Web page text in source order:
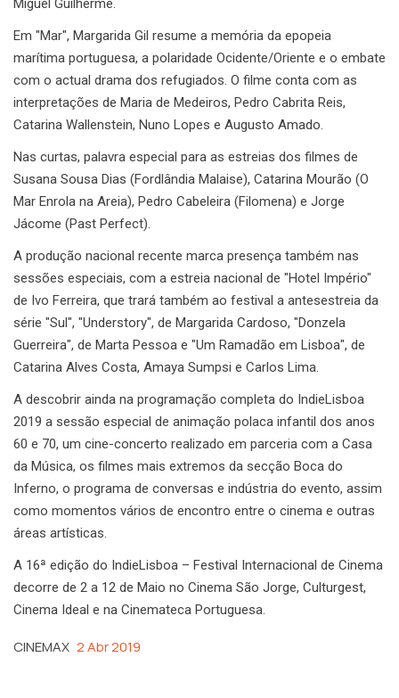
Miguel Guilherme.
Em "Mar", Margarida Gil resume a memória da epopeia
marítima portuguesa, a polaridade Ocidente/Oriente e o embate
com o actual drama dos refugiados. O filme conta com as
interpretações de Maria de Medeiros, Pedro Cabrita Reis,
Catarina Wallenstein, Nuno Lopes e Augusto Amado.
Nas curtas, palavra especial para as estreias dos filmes de
Susana Sousa Dias (Fordlândia Malaise), Catarina Mourão (O
Mar Enrola na Areia), Pedro Cabeleira (Filomena) e Jorge
Jácome (Past Perfect).
A produção nacional recente marca presença também nas
sessões especiais, com a estreia nacional de "Hotel Império"
de Ivo Ferreira, que trará também ao festival a antesestreia da
série "Sul", "Understory", de Margarida Cardoso, "Donzela
Guerreira", de Marta Pessoa e "Um Ramadão em Lisboa", de
Catarina Alves Costa, Amaya Sumpsi e Carlos Lima.
A descobrir ainda na programação completa do IndieLisboa
2019 a sessão especial de animação polaca infantil dos anos
60 e 70, um cine-concerto realizado em parceria com a Casa
da Música, os filmes mais extremos da secção Boca do
Inferno, o programa de conversas e indústria do evento, assim
como momentos vários de encontro entre o cinema e outras
áreas artísticas.
A 16ª edição do IndieLisboa – Festival Internacional de Cinema
decorre de 2 a 12 de Maio no Cinema São Jorge, Culturgest,
Cinema Ideal e na Cinemateca Portuguesa.
CINEMAX 2 Abr 2019